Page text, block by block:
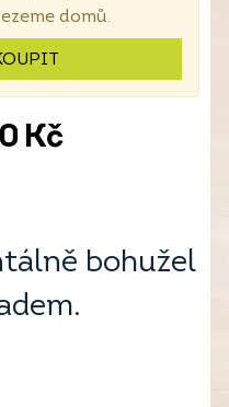
domů.
Kč
bohužel